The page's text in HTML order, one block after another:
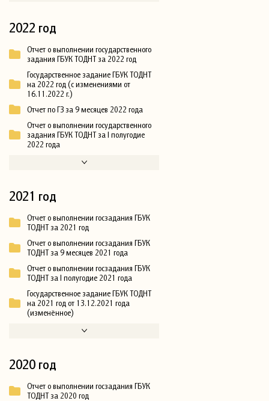
2022 год
Отчет о выполнении государственного
задания ГБУК ТОДНТ за 2022 год
Государственное задание ГБУК ТОДНТ
на 2022 год (с изменениями от
16.11.2022 г.)
Отчет по ГЗ за 9 месяцев 2022 года
Отчет о выполнении государственного
задания ГБУК ТОДНТ за I полугодие
2022 года
2021 год
Отчет о выполнении госзадания ГБУК
ТОДНТ за 2021 год
Отчет о выполнении госзадания ГБУК
ТОДНТ за 9 месяцев 2021 года
Отчет о выполнении госзадания ГБУК
ТОДНТ за I полугодие 2021 года
Государственное задание ГБУК ТОДНТ
на 2021 год от 13.12.2021 года
(изменённое)
2020 год
Отчет о выполнении госзадания ГБУК
ТОДНТ за 2020 год